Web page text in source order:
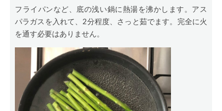
フライパンなど、底の浅い鍋に熱湯を沸かします。アス
パラガスを入れて、2分程度、さっと茹でます。完全に火
を通す必要はありません。